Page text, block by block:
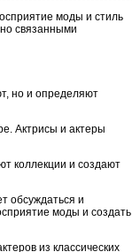
моды и стиль
связанными
но и определяют
Актрисы и актеры
коллекции и создают
обсуждаться и
моды и создать
из классических